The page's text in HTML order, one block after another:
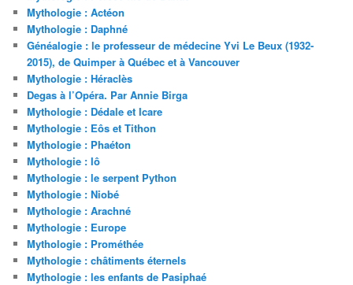
Mythologie : Actéon
Mythologie : Daphné
Généalogie : le professeur de médecine Yvi Le Beux (1932-
2015), de Quimper à Québec et à Vancouver
Mythologie : Héraclès
Degas à l’Opéra. Par Annie Birga
Mythologie : Dédale et Icare
Mythologie : Eôs et Tithon
Mythologie : Phaéton
Mythologie : Iô
Mythologie : le serpent Python
Mythologie : Niobé
Mythologie : Arachné
Mythologie : Europe
Mythologie : Prométhée
Mythologie : châtiments éternels
Mythologie : les enfants de Pasiphaé